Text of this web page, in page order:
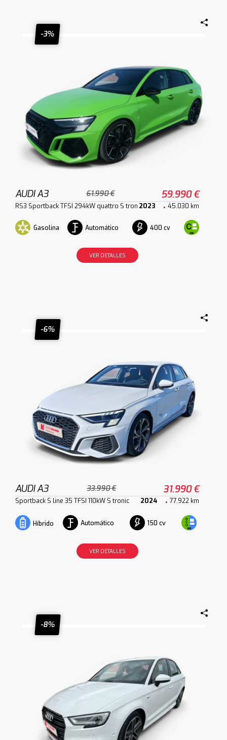
-3%
AUDI A3 61.990 € 59.990 €
RS3 Sportback TFSI 294kW quattro S tron 2023 45.030 km
Gasolina Automático 400 cv
VER DETALLES
-6%
AUDI A3 33.990 € 31.990 €
Sportback S line 35 TFSI 110kW S tronic 2024 77.922 km
Híbrido Automático 150 cv
VER DETALLES
-8%